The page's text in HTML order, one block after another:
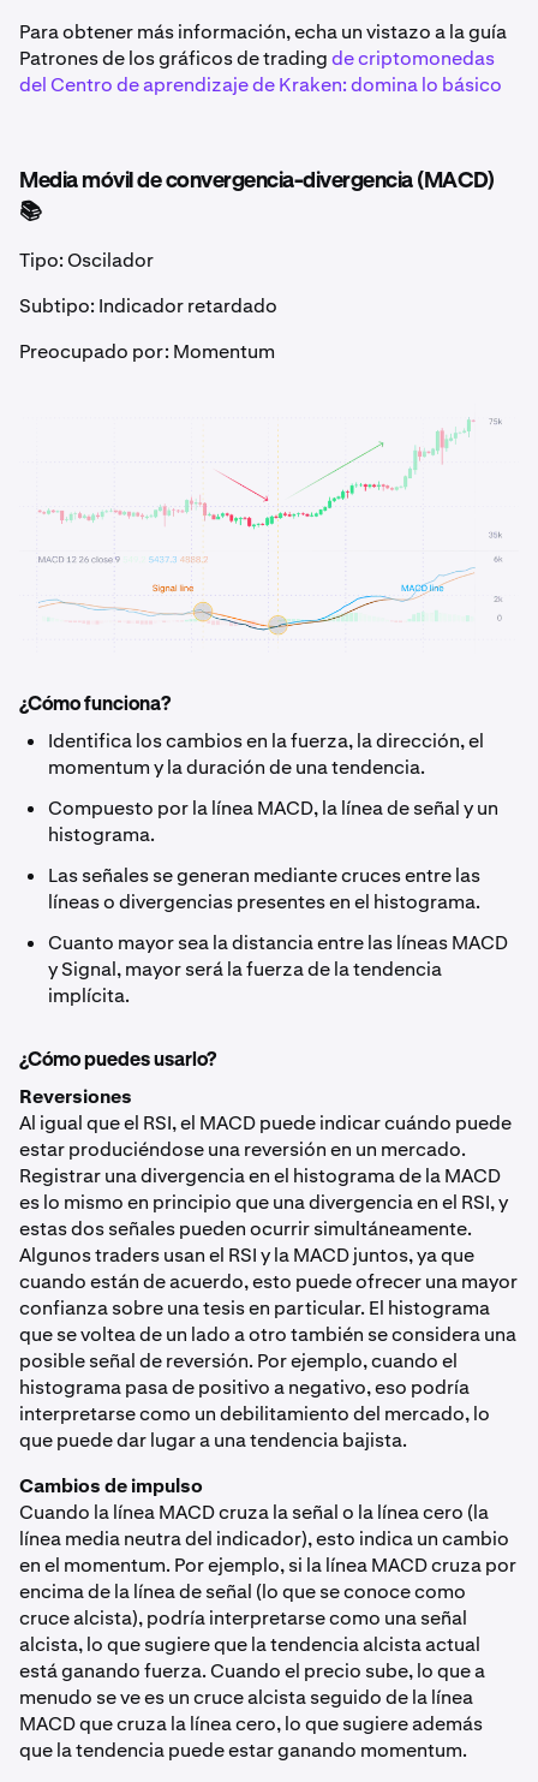
Para obtener más información, echa un vistazo a la guía
Patrones de los gráficos de tradingde criptomonedas
del Centro de aprendizaje de Kraken: domina lo básico
Media móvil de convergencia-divergencia (MACD)
📚
Tipo: Oscilador
Subtipo: Indicador retardado
Preocupado por: Momentum
¿Cómo funciona?
Identifica los cambios en la fuerza, la dirección, el
momentum y la duración de una tendencia.
Compuesto por la línea MACD, la línea de señal y un
histograma.
Las señales se generan mediante cruces entre las
líneas o divergencias presentes en el histograma.
Cuanto mayor sea la distancia entre las líneas MACD
y Signal, mayor será la fuerza de la tendencia
implícita.
¿Cómo puedes usarlo?
Reversiones
Al igual que el RSI, el MACD puede indicar cuándo puede
estar produciéndose una reversión en un mercado.
Registrar una divergencia en el histograma de la MACD
es lo mismo en principio que una divergencia en el RSI, y
estas dos señales pueden ocurrir simultáneamente.
Algunos traders usan el RSI y la MACD juntos, ya que
cuando están de acuerdo, esto puede ofrecer una mayor
confianza sobre una tesis en particular. El histograma
que se voltea de un lado a otro también se considera una
posible señal de reversión. Por ejemplo, cuando el
histograma pasa de positivo a negativo, eso podría
interpretarse como un debilitamiento del mercado, lo
que puede dar lugar a una tendencia bajista.
Cambios de impulso
Cuando la línea MACD cruza la señal o la línea cero (la
línea media neutra del indicador), esto indica un cambio
en el momentum. Por ejemplo, si la línea MACD cruza por
encima de la línea de señal (lo que se conoce como
cruce alcista), podría interpretarse como una señal
alcista, lo que sugiere que la tendencia alcista actual
está ganando fuerza. Cuando el precio sube, lo que a
menudo se ve es un cruce alcista seguido de la línea
MACD que cruza la línea cero, lo que sugiere además
que la tendencia puede estar ganando momentum.